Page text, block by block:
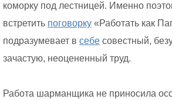
коморку под лестницей. Именно
встретить поговорку «Работать как
подразумевает в себе совестный,
зачастую, неоцененный труд.
Работа шарманщика не приносила